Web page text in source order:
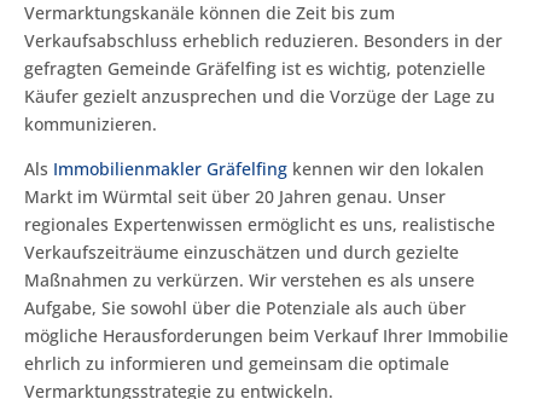
Vermarktungskanäle können die Zeit bis zum
Verkaufsabschluss erheblich reduzieren. Besonders in der
gefragten Gemeinde Gräfelfing ist es wichtig, potenzielle
Käufer gezielt anzusprechen und die Vorzüge der Lage zu
kommunizieren.
Als Immobilienmakler Gräfelfing kennen wir den lokalen
Markt im Würmtal seit über 20 Jahren genau. Unser
regionales Expertenwissen ermöglicht es uns, realistische
Verkaufszeiträume einzuschätzen und durch gezielte
Maßnahmen zu verkürzen. Wir verstehen es als unsere
Aufgabe, Sie sowohl über die Potenziale als auch über
mögliche Herausforderungen beim Verkauf Ihrer Immobilie
ehrlich zu informieren und gemeinsam die optimale
Vermarktungsstrategie zu entwickeln.